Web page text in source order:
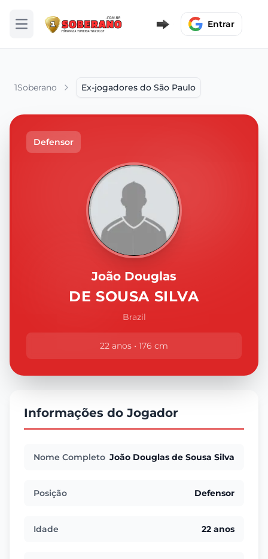
Abrir menu Entrar
1Soberano Ex-jogadores do São Paulo
Defensor
João Douglas
DE SOUSA SILVA
Brazil
22 anos • 176 cm
Informações do Jogador
Nome Completo João Douglas de Sousa Silva
Posição Defensor
Idade 22 anos